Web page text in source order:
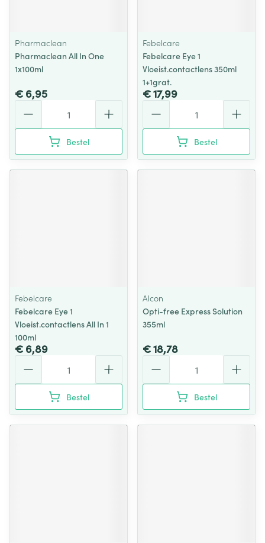
Pharmaclean
Pharmaclean All In One
1x100ml
€ 6,95
Bestel
Febelcare
Febelcare Eye 1
Vloeist.contactlens 350ml
1+1grat.
€ 17,99
Bestel
Febelcare
Febelcare Eye 1
Vloeist.contactlens All In 1
100ml
€ 6,89
Bestel
Alcon
Opti-free Express Solution
355ml
€ 18,78
Bestel